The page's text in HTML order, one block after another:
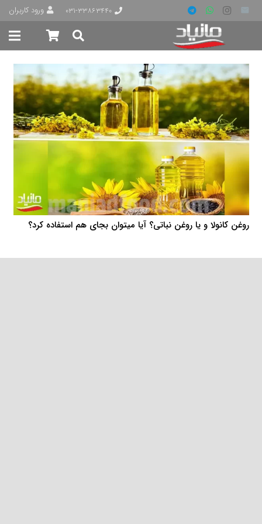
۰۳۱-۳۳۸۶۳۴۴۰ ورود کاربران
روغن کانولا و یا روغن نباتی؟ آیا میتوان بجای هم استفاده کرد؟